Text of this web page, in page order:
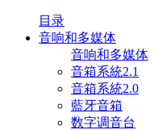
目录
音响和多媒体
音响和多媒体
音箱系統2.1
音箱系統2.0
藍牙音箱
数字调音台